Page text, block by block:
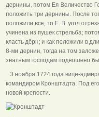
дернины, потом Ея Величество
положить три дернины. После
положили все, то Е. В. угол
учинена из пушек стрельба;
класть дёрн; и как положили в
8-ми дернин, тогда на том
знатным господам подношено
3 ноября 1724 года вице-
командиром Кронштадта. Под
новой крепости.